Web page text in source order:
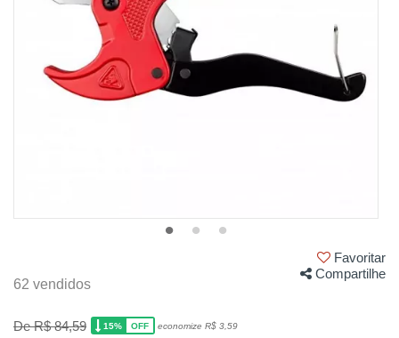
Favoritar
62 vendidos
Compartilhe
De R$ 84,59 15% OFF economize R$ 3,59